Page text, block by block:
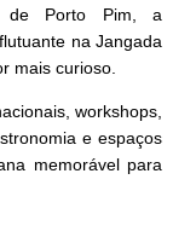
de Porto Pim, a
na Jangada
mais curioso.
workshops,
e espaços
memorável para